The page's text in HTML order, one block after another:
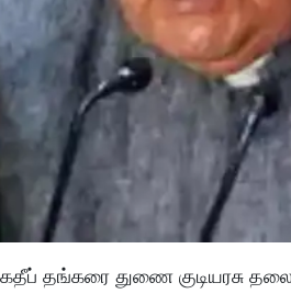
தங்கரை துணை குடியரசு